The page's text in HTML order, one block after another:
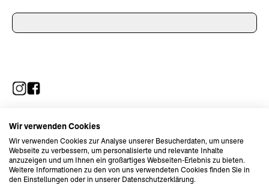
Wir verwenden Cookies
Wir verwenden Cookies zur Analyse unserer Besucherdaten, um unsere
Webseite zu verbessern, um personalisierte und relevante Inhalte
anzuzeigen und um Ihnen ein großartiges Webseiten-Erlebnis zu bieten.
Weitere Informationen zu den von uns verwendeten Cookies finden Sie in
den Einstellungen oder in unserer Datenschutzerklärung.